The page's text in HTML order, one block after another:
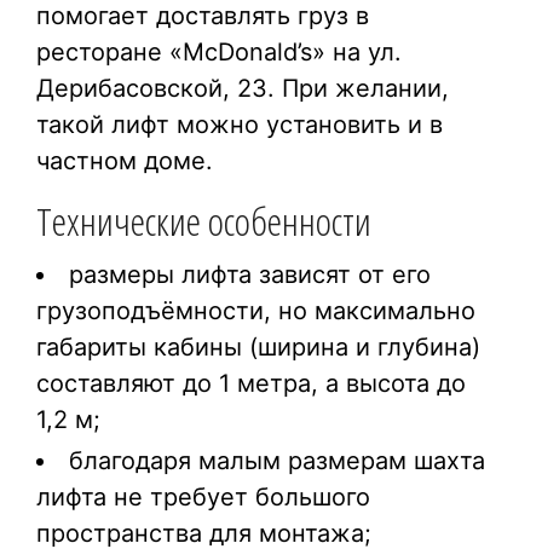
помогает доставлять груз в
ресторане «McDonald’s» на ул.
Дерибасовской, 23. При желании,
такой лифт можно установить и в
частном доме.
Технические особенности
размеры лифта зависят от его
грузоподъёмности, но максимально
габариты кабины (ширина и глубина)
составляют до 1 метра, а высота до
1,2 м;
благодаря малым размерам шахта
лифта не требует большого
пространства для монтажа;